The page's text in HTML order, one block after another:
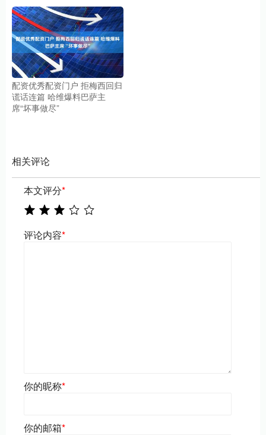
配资优秀配资门户 拒梅西回归
谎话连篇 哈维爆料巴萨主
席“坏事做尽”
相关评论
本文评分*
评论内容*
你的昵称*
你的邮箱*